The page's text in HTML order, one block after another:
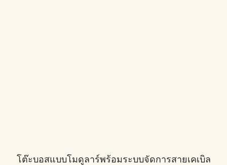
โต๊ะบอสแบบโมดูลาร์พร้อมระบบจัดการสายเคเบิล